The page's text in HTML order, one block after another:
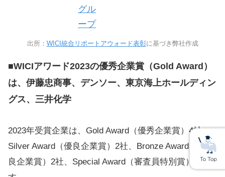
グル
ープ
出所： WICI統合リポートアウォード表彰に基づき弊社作成
■WICIアワード2023の優秀企業賞（Gold Award）
は、伊藤忠商事、デンソー、東京海上ホールディン
グス、三井化学
2023年受賞企業は、Gold Award（優秀企業賞）4社、
Silver Award（優良企業賞）2社、Bronze Award（準優
良企業賞）2社、Special Award（審査員特別賞）1社で